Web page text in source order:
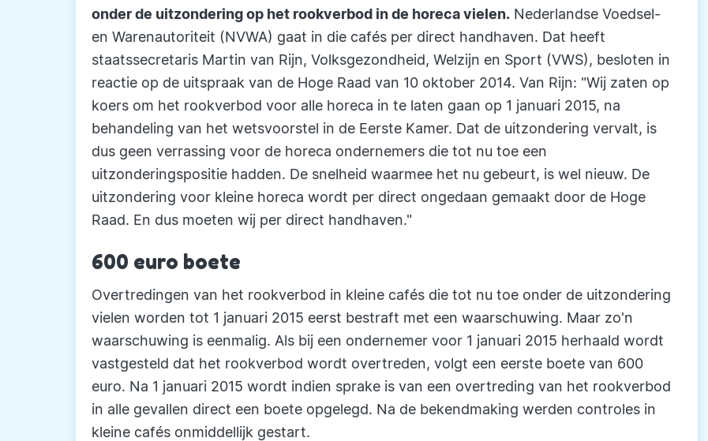
onder de uitzondering op het rookverbod in de horeca vielen. Nederlandse Voedsel-
en Warenautoriteit (NVWA) gaat in die cafés per direct handhaven. Dat heeft
staatssecretaris Martin van Rijn, Volksgezondheid, Welzijn en Sport (VWS), besloten in
reactie op de uitspraak van de Hoge Raad van 10 oktober 2014. Van Rijn: "Wij zaten op
koers om het rookverbod voor alle horeca in te laten gaan op 1 januari 2015, na
behandeling van het wetsvoorstel in de Eerste Kamer. Dat de uitzondering vervalt, is
dus geen verrassing voor de horeca ondernemers die tot nu toe een
uitzonderingspositie hadden. De snelheid waarmee het nu gebeurt, is wel nieuw. De
uitzondering voor kleine horeca wordt per direct ongedaan gemaakt door de Hoge
Raad. En dus moeten wij per direct handhaven."
600 euro boete
Overtredingen van het rookverbod in kleine cafés die tot nu toe onder de uitzondering
vielen worden tot 1 januari 2015 eerst bestraft met een waarschuwing. Maar zo'n
waarschuwing is eenmalig. Als bij een ondernemer voor 1 januari 2015 herhaald wordt
vastgesteld dat het rookverbod wordt overtreden, volgt een eerste boete van 600
euro. Na 1 januari 2015 wordt indien sprake is van een overtreding van het rookverbod
in alle gevallen direct een boete opgelegd. Na de bekendmaking werden controles in
kleine cafés onmiddellijk gestart.